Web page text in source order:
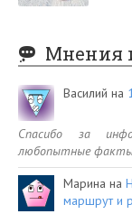
Мнения
Василий на
Спасибо за
любопытные
Марина на
маршрут и